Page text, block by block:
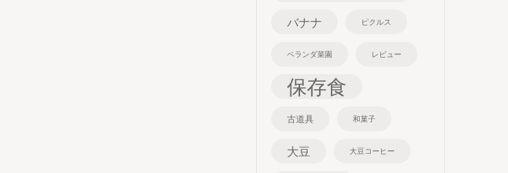
バナナ ピクルス
ベランダ菜園 レビュー
保存食
古道具 和菓子
大豆 大豆コーヒー